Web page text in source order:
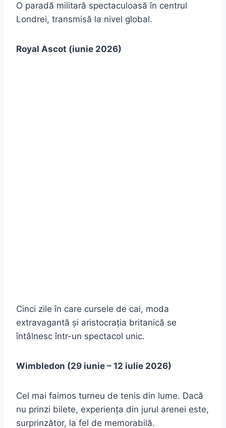
O paradă militară spectaculoasă în centrul
Londrei, transmisă la nivel global.
Royal Ascot (iunie 2026)
Cinci zile în care cursele de cai, moda
extravagantă și aristocrația britanică se
întâlnesc într-un spectacol unic.
Wimbledon (29 iunie – 12 iulie 2026)
Cel mai faimos turneu de tenis din lume. Dacă
nu prinzi bilete, experiența din jurul arenei este,
surprinzător, la fel de memorabilă.